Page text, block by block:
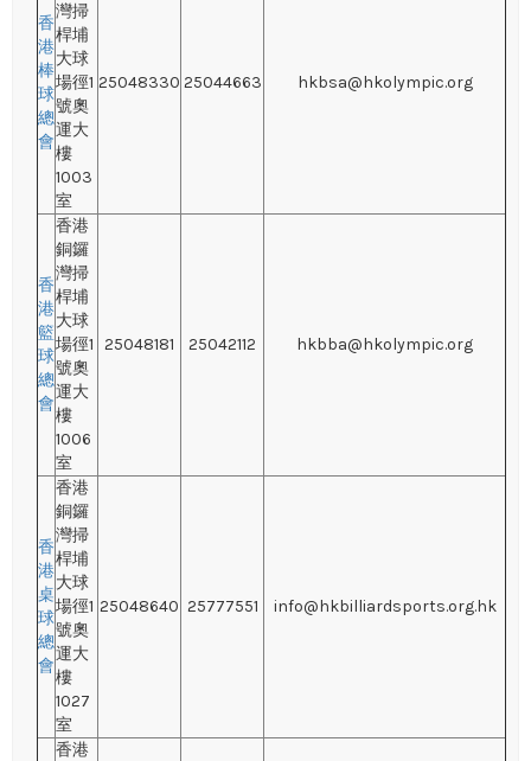
香
港
棒
球
總
會
灣掃
桿埔
大球
場徑1
號奧
運大
樓
1003
室
25048330 25044663 hkbsa@hkolympic.org
香
港
籃
球
總
會
香港
銅鑼
灣掃
桿埔
大球
場徑1
號奧
運大
樓
1006
室
25048181 25042112 hkbba@hkolympic.org
香
港
桌
球
總
會
香港
銅鑼
灣掃
桿埔
大球
場徑1
號奧
運大
樓
1027
室
25048640 25777551 info@hkbilliardsports.org.hk
香港